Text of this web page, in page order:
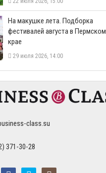
На макушке лета. Подборка
фестивалей августа в Пермском
крае
29 июля 2026, 14:00
class.su
371-30-28